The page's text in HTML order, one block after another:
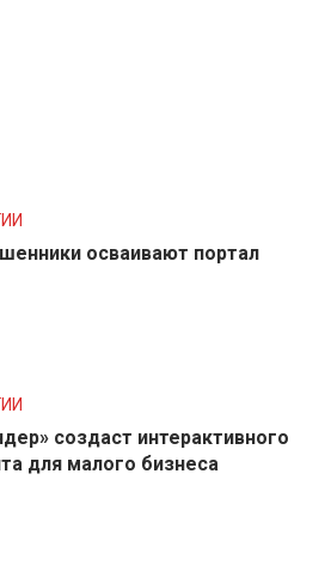
осваивают портал
создаст интерактивного
для малого бизнеса